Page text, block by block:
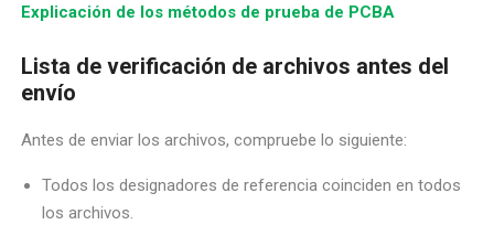
Explicación de los métodos de prueba de PCBA
Lista de verificación de archivos antes del
envío
Antes de enviar los archivos, compruebe lo siguiente:
Todos los designadores de referencia coinciden en todos
los archivos.